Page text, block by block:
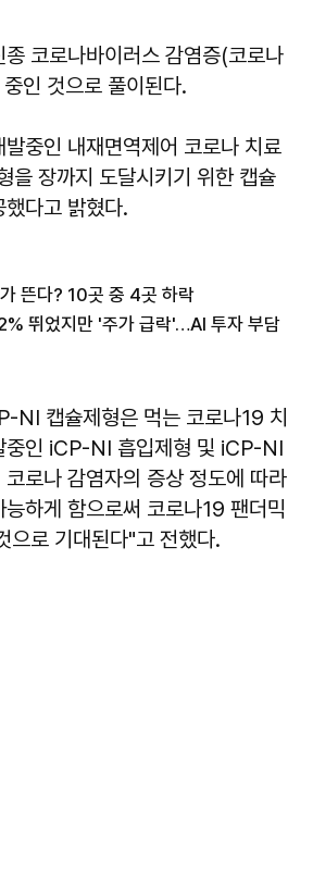
코로나바이러스 감염증(코로나
인 것으로 풀이된다.
중인 내재면역제어 코로나 치료
을 장까지 도달시키기 위한 캡슐
다고 밝혔다.
뜬다? 10곳 중 4곳 하락
뛰었지만 '주가 급락'…AI 투자 부담
NI 캡슐제형은 먹는 코로나19 치
중인 iCP-NI 흡입제형 및 iCP-NI
로나 감염자의 증상 정도에 따라
하게 함으로써 코로나19 팬더믹
으로 기대된다"고 전했다.